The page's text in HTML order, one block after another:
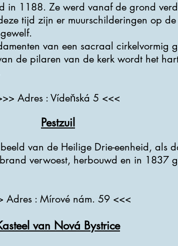
in 1188. Ze werd vanaf de grond
tijd zijn er muurschilderingen op
van een sacraal cirkelvormig
de pilaren van de kerk wordt het
Adres : Vídeňská 5 <<<
Pestzuil
van de Heilige Drie-eenheid, als
verwoest, herbouwd en in 1837
Adres : Mírové nám. 59 <<<
van Nová Bystrice